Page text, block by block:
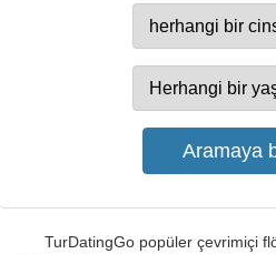
TurDatingGo popüler çevrimiçi